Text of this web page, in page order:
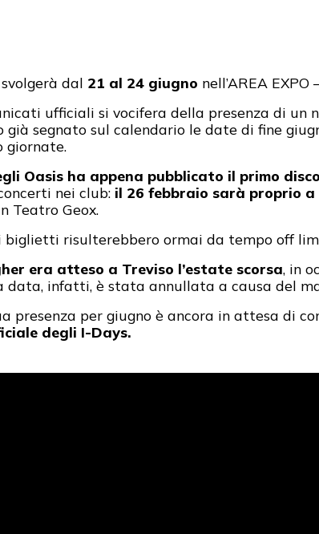
dal 21 al 24 giugno nell’AREA
ufficiali si vocifera della presenza di
già segnato sul calendario le date di fine
giornate.
Oasis ha appena pubblicato il primo
nei club: il 26 febbraio sarà proprio
Teatro Geox.
biglietti risulterebbero ormai da tempo off
era atteso a Treviso l’estate scorsa, in
data, infatti, è stata annullata a causa del
presenza per giugno è ancora in attesa di
degli I-Days.